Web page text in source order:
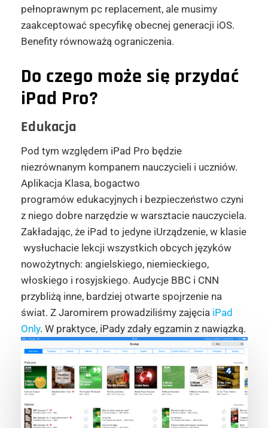
pełnoprawnym pc replacement, ale musimy
zaakceptować specyfikę obecnej generacji iOS.
Benefity równoważą ograniczenia.
Do czego może się przydać
iPad Pro?
Edukacja
Pod tym względem iPad Pro będzie
niezrównanym kompanem nauczycieli i uczniów.
Aplikacja Klasa, bogactwo
programów edukacyjnych i bezpieczeństwo czyni
z niego dobre narzędzie w warsztacie nauczyciela.
Zakładając, że iPad to jedyne iUrządzenie, w klasie
wysłuchacie lekcji wszystkich obcych języków
nowożytnych: angielskiego, niemieckiego,
włoskiego i rosyjskiego. Audycje BBC i CNN
przybliżą inne, bardziej otwarte spojrzenie na
świat. Z Jaromirem prowadziliśmy zajęcia iPad
Only. W praktyce, iPady zdały egzamin z nawiązką.